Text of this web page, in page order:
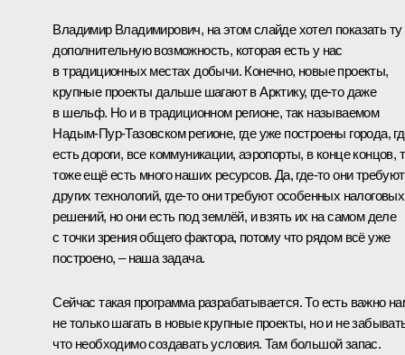
Владимир Владимирович, на этом слайде хотел показать ту
дополнительную возможность, которая есть у нас
в традиционных местах добычи. Конечно, новые проекты,
крупные проекты дальше шагают в Арктику, где-то даже
в шельф. Но и в традиционном регионе, так называемом
Надым-Пур-Тазовском регионе, где уже построены города,
есть дороги, все коммуникации, аэропорты, в конце концов,
тоже ещё есть много наших ресурсов. Да, где-то они требуют
других технологий, где-то они требуют особенных налоговых
решений, но они есть под землёй, и взять их на самом деле
с точки зрения общего фактора, потому что рядом всё уже
построено, – наша задача.
Сейчас такая программа разрабатывается. То есть важно
не только шагать в новые крупные проекты, но и не
что необходимо создавать условия. Там большой запас.